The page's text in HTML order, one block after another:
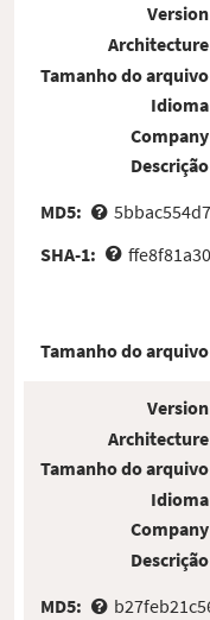
Version
Architecture
Tamanho do arquivo
Idioma
Company
Descrição
MD5:
SHA-1:
Tamanho do
Version
Architecture
Tamanho do arquivo
Idioma
Company
Descrição
MD5: